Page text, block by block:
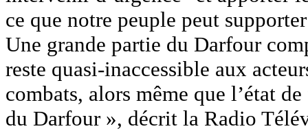
ce que notre peuple peut
Une grande partie du Darfour
reste quasi-inaccessible aux
combats, alors même que l’état
du Darfour », décrit la Radio